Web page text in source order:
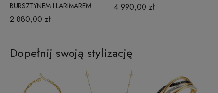
BURSZTYNEM I LARIMAREM
2 880,00 zł
4 990,00 zł
Dopełnij swoją stylizację